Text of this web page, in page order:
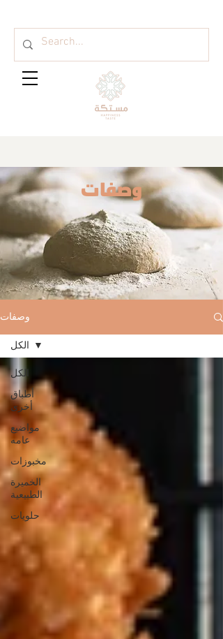
وصفات
وصفات
الكل
أطباق
أخرى
مواضيع
عامه
مخبوزات
الخميرة
الطبيعية
حلويات
الكل